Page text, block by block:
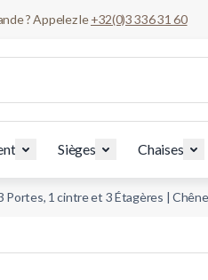
? Appelez le+32(0)3 336 31 60
Sièges Chaises
Portes, 1 cintre et 3 Étagères |